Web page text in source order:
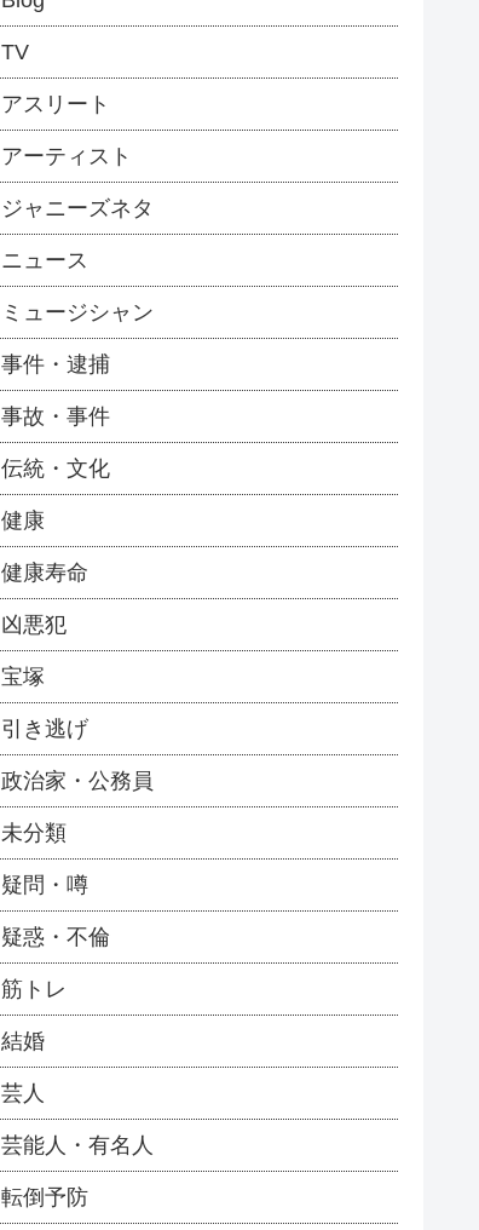
TV
アスリート
アーティスト
ジャニーズネタ
ニュース
ミュージシャン
事件・逮捕
事故・事件
伝統・文化
健康
健康寿命
凶悪犯
宝塚
引き逃げ
政治家・公務員
未分類
疑問・噂
疑惑・不倫
筋トレ
結婚
芸人
芸能人・有名人
転倒予防